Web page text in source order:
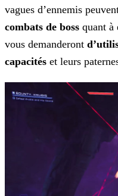
vagues d’ennemis
combats de boss quant à
vous demanderont
capacités et leurs